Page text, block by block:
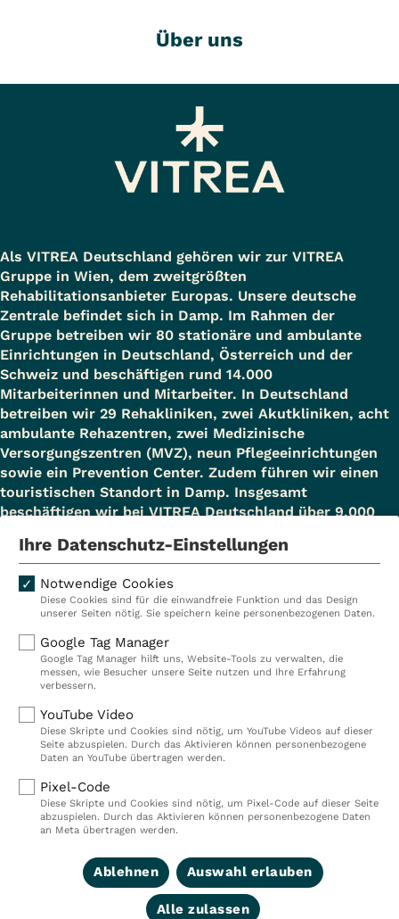
Über uns
Als VITREA Deutschland gehören wir zur VITREA
Gruppe in Wien, dem zweitgrößten
Rehabilitationsanbieter Europas. Unsere deutsche
Zentrale befindet sich in Damp. Im Rahmen der
Gruppe betreiben wir 80 stationäre und ambulante
Einrichtungen in Deutschland, Österreich und der
Schweiz und beschäftigen rund 14.000
Mitarbeiterinnen und Mitarbeiter. In Deutschland
betreiben wir 29 Rehakliniken, zwei Akutkliniken, acht
ambulante Rehazentren, zwei Medizinische
Versorgungszentren (MVZ), neun Pflegeeinrichtungen
sowie ein Prevention Center. Zudem führen wir einen
touristischen Standort in Damp. Insgesamt
beschäftigen wir bei VITREA Deutschland über 9.000
Kliniken
Ambulant
Reha
Prävention
Karriere
VITREA Deutschland
IMPRESSUM
HINWEISGEBERSYSTEM
AUFSICHTSBEHÖRDEN
Ihre Datenschutz-Einstellungen
Notwendige Cookies
Diese Cookies sind für die einwandfreie Funktion und das Design
unserer Seiten nötig. Sie speichern keine personenbezogenen Daten.
Google Tag Manager
Google Tag Manager hilft uns, Website-Tools zu verwalten, die
messen, wie Besucher unsere Seite nutzen und Ihre Erfahrung
verbessern.
YouTube Video
Diese Skripte und Cookies sind nötig, um YouTube Videos auf dieser
Seite abzuspielen. Durch das Aktivieren können personenbezogene
Daten an YouTube übertragen werden.
Pixel-Code
Diese Skripte und Cookies sind nötig, um Pixel-Code auf dieser Seite
abzuspielen. Durch das Aktivieren können personenbezogene Daten
an Meta übertragen werden.
Ablehnen Auswahl erlauben
Alle zulassen